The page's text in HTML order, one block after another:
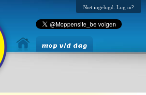
Niet ingelogd. Log in?
mop v/d dag